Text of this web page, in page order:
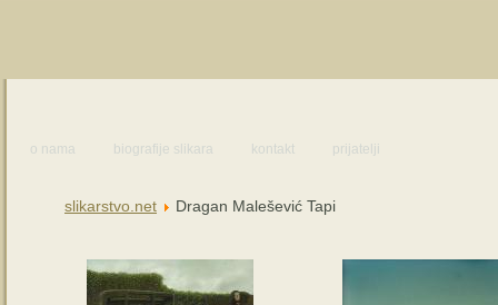
o nama biografije slikara kontakt prijatelji
slikarstvo.net Dragan Malešević Tapi